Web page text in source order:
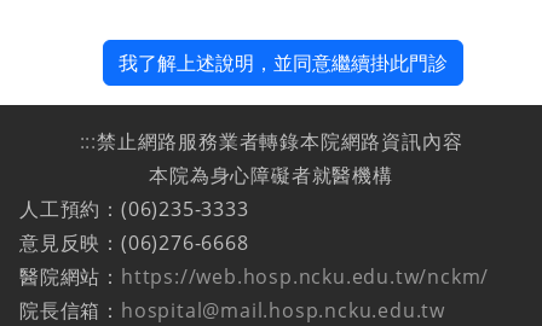
我了解上述說明，並同意繼續掛此門診
:::禁止網路服務業者轉錄本院網路資訊內容
本院為身心障礙者就醫機構
人工預約：(06)235-3333
意見反映：(06)276-6668
醫院網站： https://web.hosp.ncku.edu.tw/nckm/
院長信箱： hospital@mail.hosp.ncku.edu.tw